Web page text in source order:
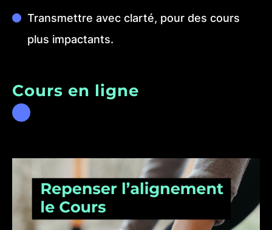
Transmettre avec clarté, pour des cours
plus impactants.
Cours en ligne